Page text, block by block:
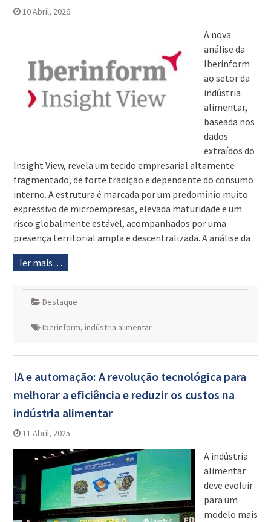
10 Abril, 2026
A nova
análise da
Iberinform
ao setor da
indústria
alimentar,
baseada nos
dados
extraídos do
Insight View, revela um tecido empresarial altamente
fragmentado, de forte tradição e dependente do consumo
interno. A estrutura é marcada por um predomínio muito
expressivo de microempresas, elevada maturidade e um
risco globalmente estável, acompanhados por uma
presença territorial ampla e descentralizada. A análise da
ler mais…
Destaque
Iberinform, indústria alimentar
IA e automação: A revolução tecnológica para
melhorar a eficiência e reduzir os custos na
indústria alimentar
11 Abril, 2025
A indústria
alimentar
deve evoluir
para um
modelo mais